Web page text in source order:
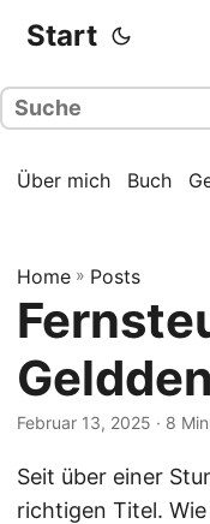
Start
Über mich Buch
Home » Posts
Februar 13, 2025 · 8
Seit über einer
richtigen Titel.